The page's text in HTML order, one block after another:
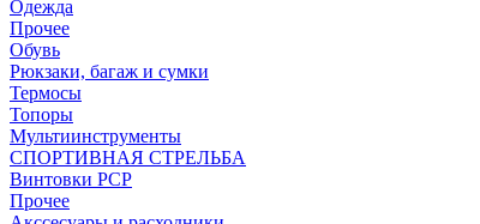
Одежда
Прочее
Обувь
Рюкзаки, багаж и сумки
Термосы
Топоры
Мультиинструменты
СПОРТИВНАЯ СТРЕЛЬБА
Винтовки PCP
Прочее